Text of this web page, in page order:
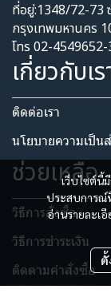
เว็บไซต์นี้
ประสบการณ์
อ่านรายละเอี
ตั้
ที่อยู่:1348/72-73
กรุงเทพมหานคร
โทร 02-
เกี่ยวกับเร
ติดต่อเรา
นโยบายความเป็น
ช่วยเหลือ
วิธีการสั่งซื้อ
วิธีการชำระเงิน
ติดตามคำสั่งซื้อ